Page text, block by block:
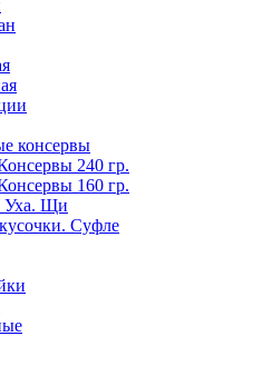
консервы
240 гр.
160 гр.
Уха. Щи
Суфле